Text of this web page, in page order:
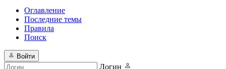
Оглавление
Последние темы
Правила
Поиск
Войти
Логин